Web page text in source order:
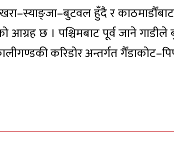
हुँदै र
आग्रह छ । पश्चिमबाट पूर्व जाने
करिडोर अन्तर्गत